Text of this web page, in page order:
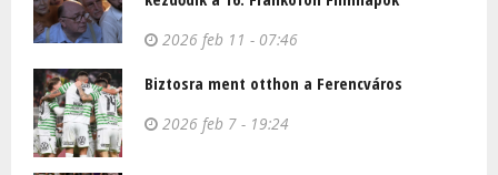
2026 feb 11 - 07:46
Biztosra ment otthon a Ferencváros
2026 feb 7 - 19:24